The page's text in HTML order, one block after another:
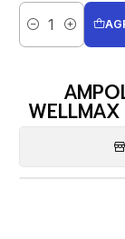
Cantidad